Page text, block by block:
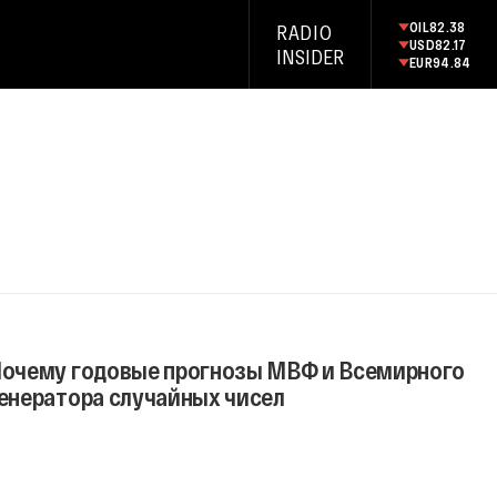
RADIO
INSIDER
OIL82.38
USD82.17
EUR94.84
годовые прогнозы МВФ и Всемирного
случайных чисел